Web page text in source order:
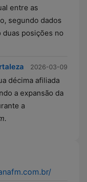
entre as
segundo dados
duas posições no
2026-03-09
décima afiliada
a expansão da
a
.